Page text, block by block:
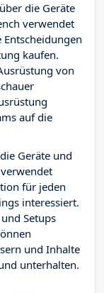
die Geräte
verwendet
kaufen.
von
auf die
Geräte und
für jeden
interessiert.
Setups
und Inhalte
unterhalten.